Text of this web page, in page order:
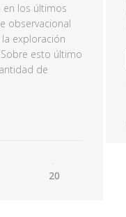
los últimos
observacional
exploración
esto último
de
20